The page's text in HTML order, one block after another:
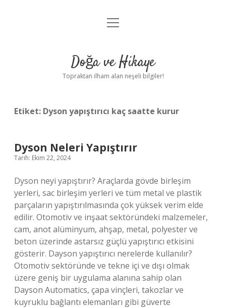
Anasayfa
Yasal Uyarı
menüyü
Doğa ve Hikaye
Topraktan ilham alan neşeli bilgiler!
Etiket: Dyson yapıştırıcı kaç saatte kurur
Dyson Neleri Yapıştırır
Tarih: Ekim 22, 2024
Dyson neyi yapıştırır? Araçlarda gövde birleşim
yerleri, sac birleşim yerleri ve tüm metal ve plastik
parçaların yapıştırılmasında çok yüksek verim elde
edilir. Otomotiv ve inşaat sektöründeki malzemeler,
cam, anot alüminyum, ahşap, metal, polyester ve
beton üzerinde astarsız güçlü yapıştırıcı etkisini
gösterir. Dayson yapıştırıcı nerelerde kullanılır?
Otomotiv sektöründe ve tekne içi ve dışı olmak
üzere geniş bir uygulama alanına sahip olan
Dayson Automatics, çapa vinçleri, takozlar ve
kuyruklu bağlantı elemanları gibi güverte